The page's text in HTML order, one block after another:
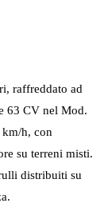
raffreddato ad
63 CV nel Mod.
km/h, con
su terreni misti.
distribuiti su